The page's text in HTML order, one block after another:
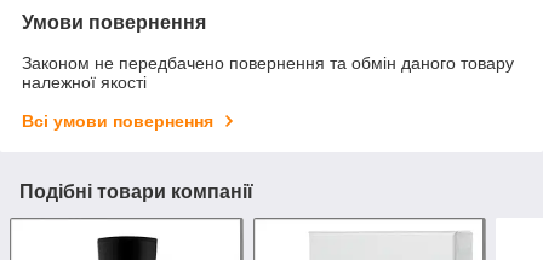
Умови повернення
Законом не передбачено повернення та обмін даного товару
належної якості
Всі умови повернення
Подібні товари компанії